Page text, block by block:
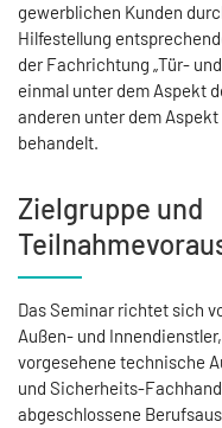
gewerblichen Kunden
Hilfestellung
der Fachrichtung „Tür-
einmal unter dem Aspekt
anderen unter dem
behandelt.
Zielgruppe und
Das Seminar richtet sich
Außen- und
vorgesehene technische
und Sicherheits-
abgeschlossene